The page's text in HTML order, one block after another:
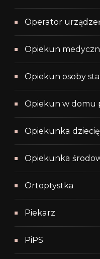
Operator
Opiekun
Opiekun osoby
Opiekun w domu
Opiekunka
Opiekunka
Ortoptystka
Piekarz
PiPS